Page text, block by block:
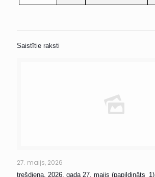
Saistītie raksti
27. maijs, 2026
trešdiena, 2026. gada 27. maijs (papildināts_1)